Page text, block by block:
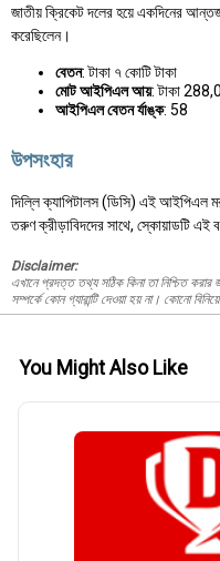
জাতীয় ক্রিকেট দলের হয়ে একদিনের
করেছিলেন।
বেতন: টাকা ৭ কোটি টাকা
মোট আইপিএল আয়: টাকা
আইপিএল বেতন র্যাঙ্ক: 58
উপসংহার
দিল্লি ক্যাপিটালস (ডিসি) এই আইপিএল
তরুণ ক্রীড়াবিদদের সাথে, স্কোয়াডটি এই
Disclaimer:
এখানে প্রদত্ত তথ্য সঠিক কিনা তা নিশ্চিত
সম্পর্কে কোন গ্যারান্টি দেওয়া হয় না। কোনো
You Might Also Like